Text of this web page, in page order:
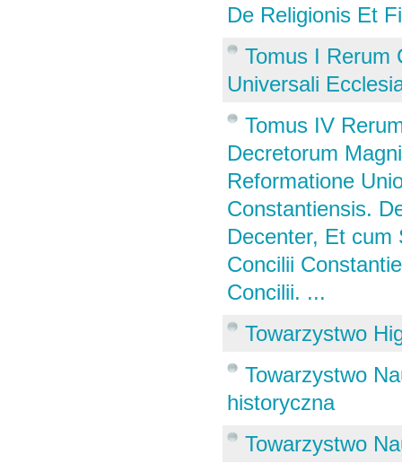
De Religionis Et
Tomus I Rerum
Universali
Tomus IV
Decretorum
Reformatione
Constantiensis.
Decenter, Et cum
Concilii
Concilii. ...
Towarzystwo
Towarzystwo
historyczna
Towarzystwo